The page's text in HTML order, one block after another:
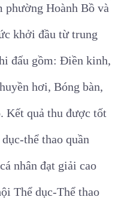
phường Hoành Bồ và
khởi đầu từtrung
đấu gồm: Điền kinh,
hơi, Bóng bàn,
Kết quả thu được tốt
thể thao quần
nhân đạt giải cao
Thể dục-Thể thao